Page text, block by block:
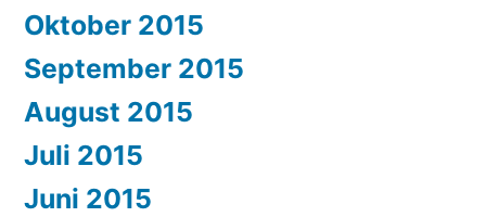
Oktober 2015
September 2015
August 2015
Juli 2015
Juni 2015